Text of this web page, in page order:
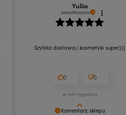
Komentarz sklepu
Yuliia
zweryfikowano
Szybka dostawa,i kosmetyki super)))
0 0
w tym tygodniu